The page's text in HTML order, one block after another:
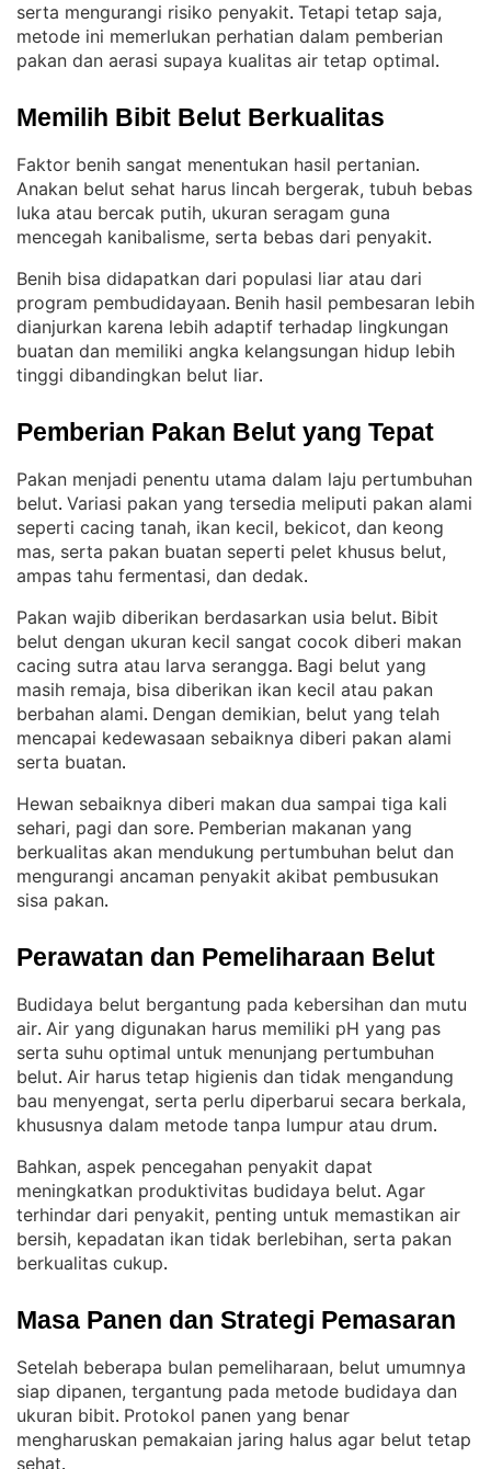
serta mengurangi risiko penyakit. Tetapi tetap saja,
metode ini memerlukan perhatian dalam pemberian
pakan dan aerasi supaya kualitas air tetap optimal.
Memilih Bibit Belut Berkualitas
Faktor benih sangat menentukan hasil pertanian
Anakan belut sehat harus lincah bergerak, tubuh bebas
luka atau bercak putih, ukuran seragam guna
mencegah kanibalisme, serta bebas dari penyakit.
Benih bisa didapatkan dari populasi liar atau dari
program pembudidayaan. Benih hasil pembesaran lebih
dianjurkan karena lebih adaptif terhadap lingkungan
buatan dan memiliki angka kelangsungan hidup lebih
tinggi dibandingkan belut liar.
Pemberian Pakan Belut yang Tepat
Pakan menjadi penentu utama dalam laju pertumbuhan
belut. Variasi pakan yang tersedia meliputi pakan alami
seperti cacing tanah, ikan kecil, bekicot, dan keong
mas, serta pakan buatan seperti pelet khusus belut,
ampas tahu fermentasi, dan dedak.
Pakan wajib diberikan berdasarkan usia belut. Bibit
belut dengan ukuran kecil sangat cocok diberi makan
cacing sutra atau larva serangga. Bagi belut yang
masih remaja, bisa diberikan ikan kecil atau pakan
berbahan alami. Dengan demikian, belut yang telah
mencapai kedewasaan sebaiknya diberi pakan alami
serta buatan.
Hewan sebaiknya diberi makan dua sampai tiga kali
sehari, pagi dan sore. Pemberian makanan yang
berkualitas akan mendukung pertumbuhan belut dan
mengurangi ancaman penyakit akibat pembusukan
sisa pakan.
Perawatan dan Pemeliharaan Belut
Budidaya belut bergantung pada kebersihan dan mutu
air. Air yang digunakan harus memiliki pH yang pas
serta suhu optimal untuk menunjang pertumbuhan
belut. Air harus tetap higienis dan tidak mengandung
bau menyengat, serta perlu diperbarui secara berkala,
khususnya dalam metode tanpa lumpur atau drum.
Bahkan, aspek pencegahan penyakit dapat
meningkatkan produktivitas budidaya belut. Agar
terhindar dari penyakit, penting untuk memastikan air
bersih, kepadatan ikan tidak berlebihan, serta pakan
berkualitas cukup.
Masa Panen dan Strategi Pemasaran
Setelah beberapa bulan pemeliharaan, belut umumnya
siap dipanen, tergantung pada metode budidaya dan
ukuran bibit. Protokol panen yang benar
mengharuskan pemakaian jaring halus agar belut tetap
sehat.